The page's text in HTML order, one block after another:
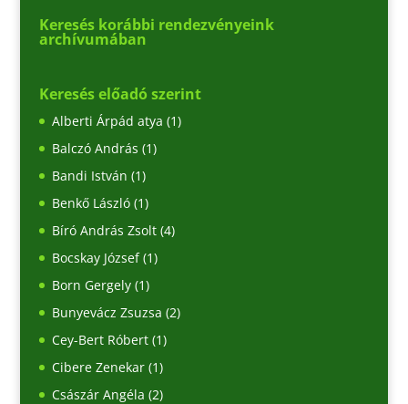
Keresés korábbi rendezvényeink
archívumában
Keresés előadó szerint
Alberti Árpád atya (1)
Balczó András (1)
Bandi István (1)
Benkő László(1)
Bíró András Zsolt(4)
Bocskay József(1)
Born Gergely(1)
Bunyevácz Zsuzsa (2)
Cey-Bert Róbert(1)
Cibere Zenekar(1)
Császár Angéla (2)